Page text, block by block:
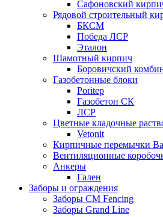
Сафоновский
Рядовой строительный
БКСМ
Победа ЛСР
Эталон
Шамотный кирпич
Боровичский
Газобетонные блоки
Poritep
Газобетон СК
ЛСР
Цветные кладочные
Vetonit
Кирпичные перемычки
Вентиляционные
Анкеры
Гален
Заборы и ограждения
Заборы CM Fencing
Заборы Grand Line